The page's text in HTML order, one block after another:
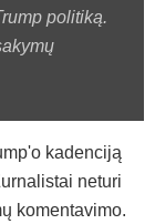
politiką.
kadenciją
neturi
komentavimo.